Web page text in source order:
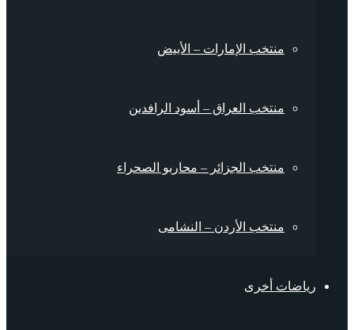
منتخب الإمارات – الأبيض
منتخب العراق – أسود الرافدين
منتخب الجزائر – محاربو الصحراء
منتخب الأردن – النشامى
رياضات أخرى